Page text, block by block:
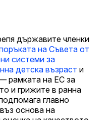
държавите членки
на Съвета от
системи за
детска възраст и
рамката на ЕС за
и грижите в ранна
главно
основа на